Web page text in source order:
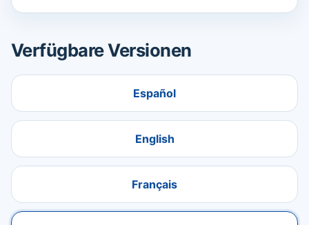
Verfügbare Versionen
Español
English
Français